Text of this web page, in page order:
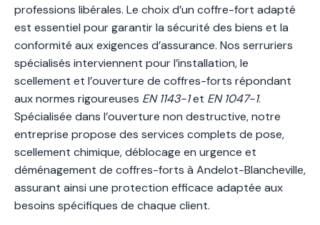
professions libérales. Le choix d’un coffre-fort adapté
est essentiel pour garantir la sécurité des biens et la
conformité aux exigences d’assurance. Nos serruriers
spécialisés interviennent pour l’installation, le
scellement et l’ouverture de coffres-forts répondant
aux normes rigoureuses EN 1143-1et EN 1047-1.
Spécialisée dans l’ouverture non destructive, notre
entreprise propose des services complets de pose,
scellement chimique, déblocage en urgence et
déménagement de coffres-forts à Andelot-Blancheville,
assurant ainsi une protection efficace adaptée aux
besoins spécifiques de chaque client.